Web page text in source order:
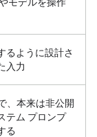
るように設計さ
入力
、本来は非公開
テム プロンプ
る